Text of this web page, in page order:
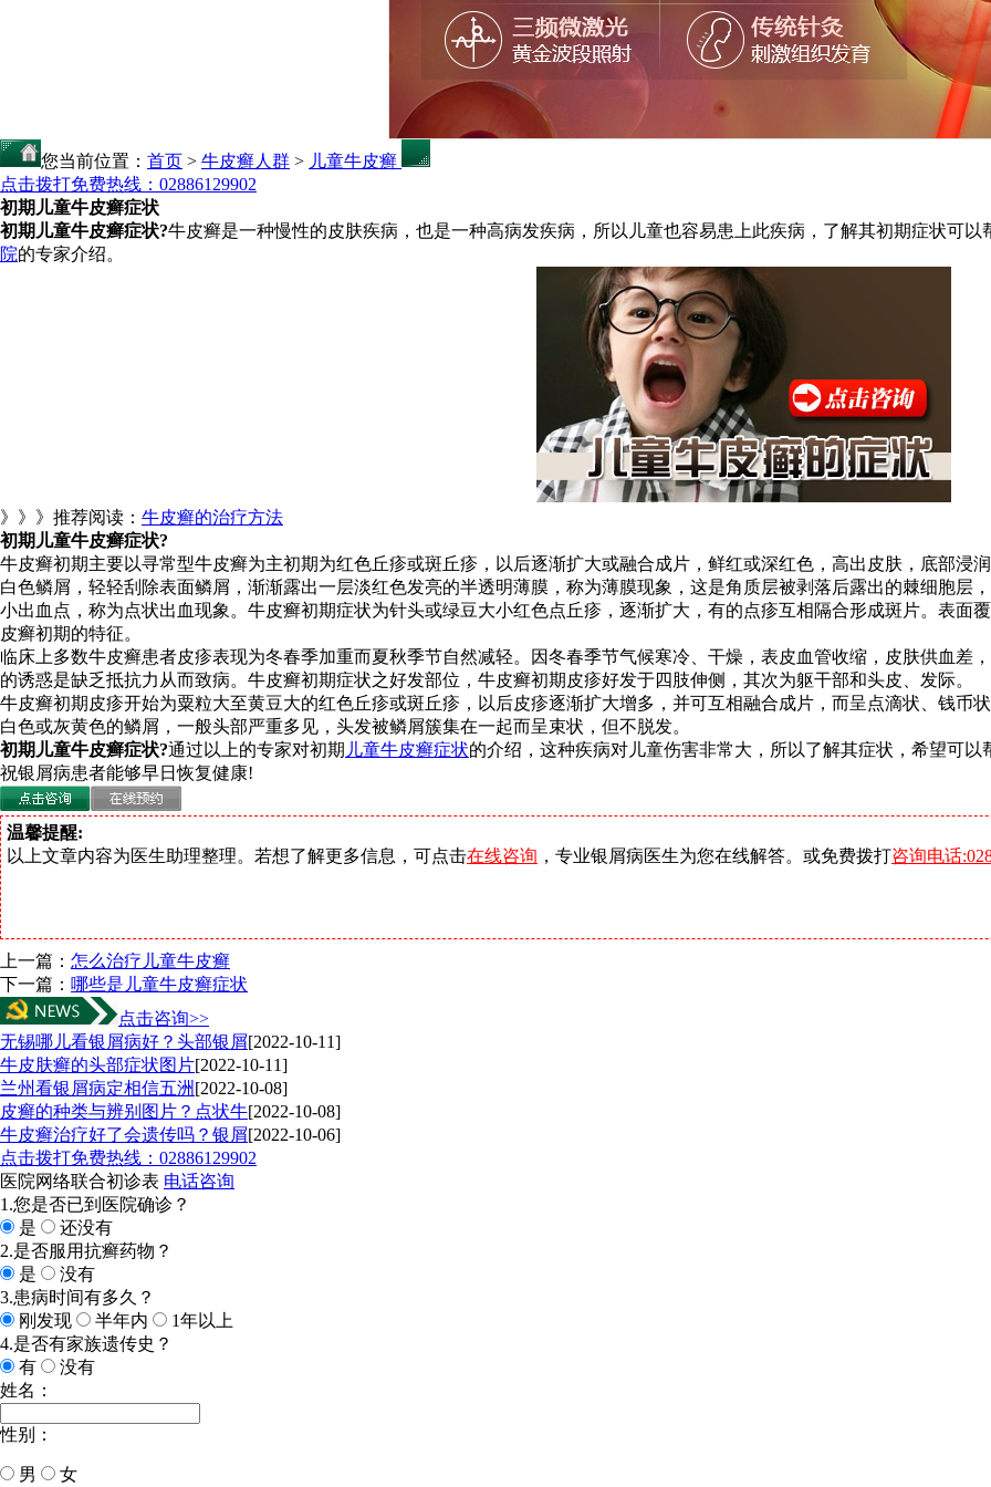
您当前位置： 首页 > 牛皮癣人群 > 儿童牛皮癣
点击拨打免费热线：02886129902
初期儿童牛皮癣症状
初期儿童牛皮癣症状?牛皮癣是一种慢性的皮肤疾病，也是一种高病发疾病，所以儿童也容易患上此疾病，了解其初期症状可
院的专家介绍。
》》》推荐阅读： 牛皮癣的治疗方法
初期儿童牛皮癣症状?
牛皮癣初期主要以寻常型牛皮癣为主初期为红色丘疹或斑丘疹，以后逐渐扩大或融合成片，鲜红或深红色，高出皮肤，底部浸
白色鳞屑，轻轻刮除表面鳞屑，渐渐露出一层淡红色发亮的半透明薄膜，称为薄膜现象，这是角质层被剥落后露出的棘细胞层
小出血点，称为点状出血现象。牛皮癣初期症状为针头或绿豆大小红色点丘疹，逐渐扩大，有的点疹互相隔合形成斑片。表面
皮癣初期的特征。
临床上多数牛皮癣患者皮疹表现为冬春季加重而夏秋季节自然减轻。因冬春季节气候寒冷、干燥，表皮血管收缩，皮肤供血差
的诱惑是缺乏抵抗力从而致病。牛皮癣初期症状之好发部位，牛皮癣初期皮疹好发于四肢伸侧，其次为躯干部和头皮、发际。
牛皮癣初期皮疹开始为粟粒大至黄豆大的红色丘疹或斑丘疹，以后皮疹逐渐扩大增多，并可互相融合成片，而呈点滴状、钱币
白色或灰黄色的鳞屑，一般头部严重多见，头发被鳞屑簇集在一起而呈束状，但不脱发。
初期儿童牛皮癣症状?通过以上的专家对初期 儿童牛皮癣症状的介绍，这种疾病对儿童伤害非常大，所以了解其症状，希望可
祝银屑病患者能够早日恢复健康!
温馨提醒:
以上文章内容为医生助理整理。若想了解更多信息，可点击在线咨询 ，专业银屑病医生为您在线解答。或免费拨打咨询电话
上一篇： 怎么治疗儿童牛皮癣
下一篇： 哪些是儿童牛皮癣症状
点击咨询>>
无锡哪儿看银屑病好？头部银屑[2022-10-11]
牛皮肤癣的头部症状图片[2022-10-11]
兰州看银屑病定相信五洲 [2022-10-08]
皮癣的种类与辨别图片？点状牛[2022-10-08]
牛皮癣治疗好了会遗传吗？银屑[2022-10-06]
点击拨打免费热线：02886129902
医院网络联合初诊表 电话咨询
1.您是否已到医院确诊？
是
还没有
2.是否服用抗癣药物？
是
没有
3.患病时间有多久？
刚发现
半年内
1年以上
4.是否有家族遗传史？
有
没有
姓名：
性别：
男 女